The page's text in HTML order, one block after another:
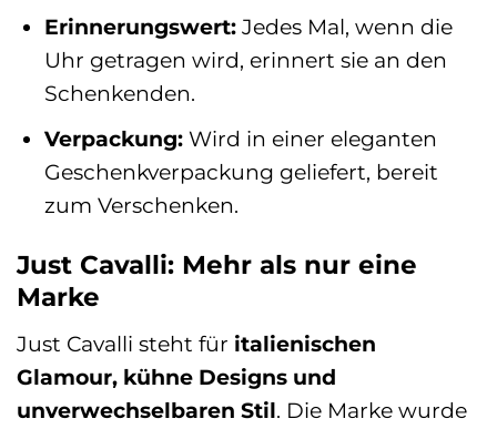
Erinnerungswert:Jedes Mal, wenn die
Uhr getragen wird, erinnert sie an den
Schenkenden.
Verpackung:Wird in einer eleganten
Geschenkverpackung geliefert, bereit
zum Verschenken.
Just Cavalli: Mehr als nur eine
Marke
Just Cavalli steht für italienischen
Glamour, kühne Designs und
unverwechselbaren Stil. Die Marke wurde